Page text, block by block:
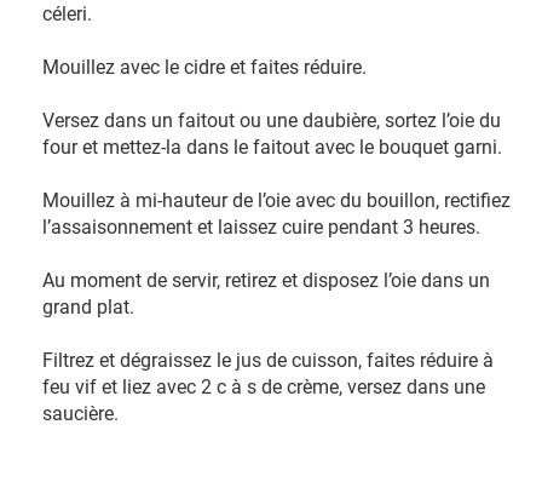
céleri.
Mouillez avec le cidre et faites réduire.
Versez dans un faitout ou une daubière, sortez l’oie du
four et mettez-la dans le faitout avec le bouquet garni.
Mouillez à mi-hauteur de l’oie avec du bouillon, rectifiez
l’assaisonnement et laissez cuire pendant 3 heures.
Au moment de servir, retirez et disposez l’oie dans un
grand plat.
Filtrez et dégraissez le jus de cuisson, faites réduire à
feu vif et liez avec 2 c à s de crème, versez dans une
saucière.